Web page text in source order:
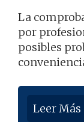
La
por
posibles
Leer Más